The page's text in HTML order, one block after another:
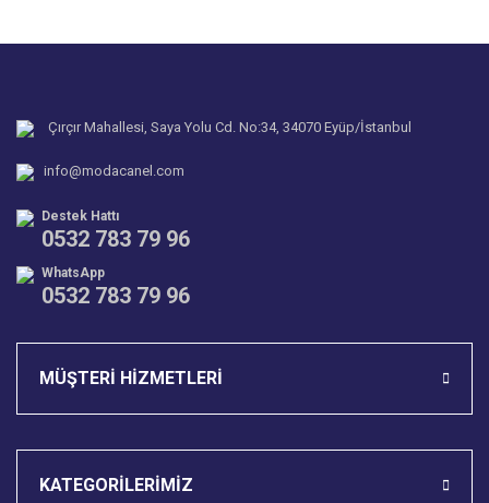
Bu ürüne benzer farklı alternatifler olmalı.
Çırçır Mahallesi, Saya Yolu Cd. No:34, 34070 Eyüp/İstanbul
info@modacanel.com
Destek Hattı
0532 783 79 96
WhatsApp
0532 783 79 96
MÜŞTERİ HİZMETLERİ
KATEGORİLERİMİZ